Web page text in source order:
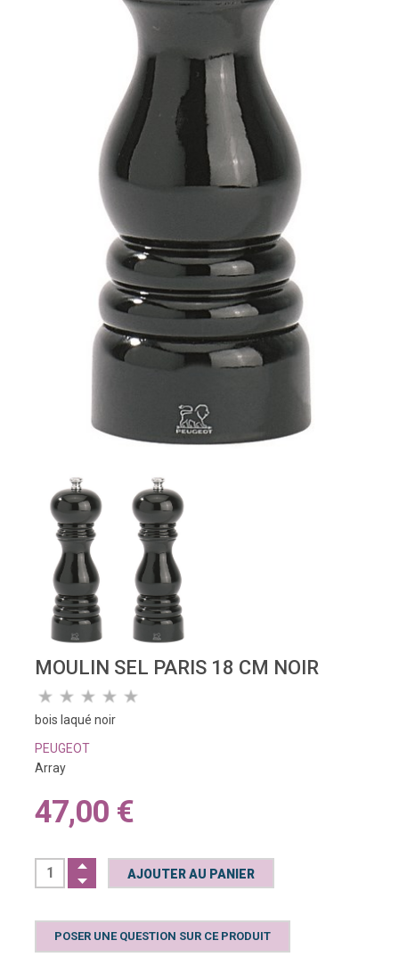
MOULIN SEL PARIS 18 CM NOIR
bois laqué noir
PEUGEOT
Array
47,00 €
POSER UNE QUESTION SUR CE PRODUIT